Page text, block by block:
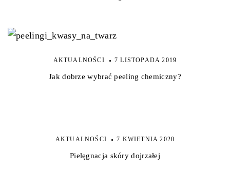
AKTUALNOŚCI 7 LISTOPADA 2019
Jak dobrze wybrać peeling chemiczny?
AKTUALNOŚCI 7 KWIETNIA 2020
Pielęgnacja skóry dojrzałej